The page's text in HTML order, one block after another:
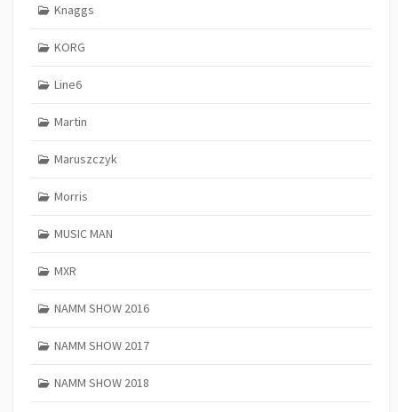
Knaggs
KORG
Line6
Martin
Maruszczyk
Morris
MUSIC MAN
MXR
NAMM SHOW 2016
NAMM SHOW 2017
NAMM SHOW 2018